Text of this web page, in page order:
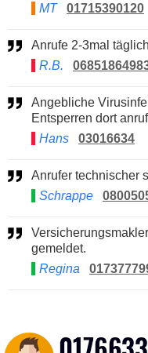
MT
01715390120
Anrufe 2-3mal
R.B.
Angebliche
Entsperren dort
Hans
03016634
Anrufer
Schrappe
Versicherungsmakler. hat sich auf meine internet anfrage
gemeldet.
Regina